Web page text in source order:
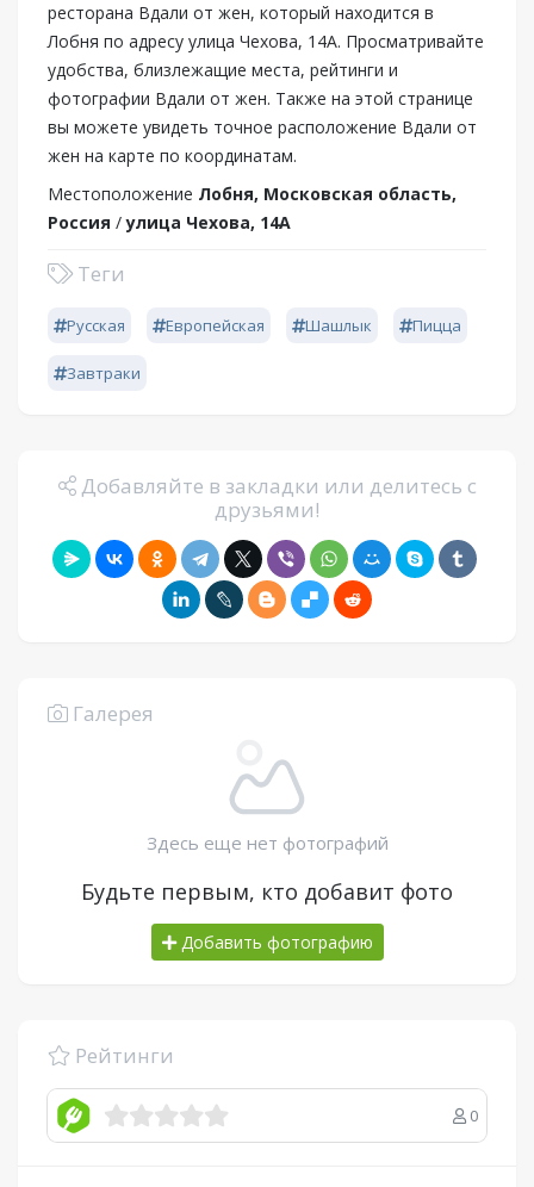
ресторана Вдали от жен, который находится в
Лобня по адресу улица Чехова, 14А. Просматривайте
удобства, близлежащие места, рейтинги и
фотографии Вдали от жен. Также на этой странице
вы можете увидеть точное расположение Вдали от
жен на карте по координатам.
Местоположение Лобня, Московская область,
Россия /улица Чехова, 14А
Теги
Русская Европейская Шашлык Пицца
Завтраки
Добавляйте в закладки или делитесь с
друзьями!
Галерея
Здесь еще нет фотографий
Будьте первым, кто добавит фото
Добавить фотографию
Рейтинги
0